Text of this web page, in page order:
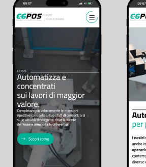
Metaverso